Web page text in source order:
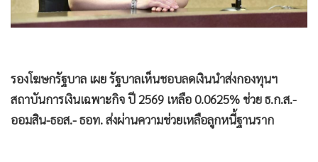
กีฬา
• เศรษฐกิจ-ธุรกิจ
• จีน
• ชุมชน-คุณภาพชีวิต
รองโฆษกรัฐบาล เผย รัฐบาลเห็นชอบลดเงินนำส่งกองทุนฯ
สถาบันการเงินเฉพาะกิจ ปี 2569 เหลือ 0.0625% ช่วย ธ.ก.ส.-
ออมสิน-ธอส.- ธอท. ส่งผ่านความช่วยเหลือลูกหนี้ฐานราก